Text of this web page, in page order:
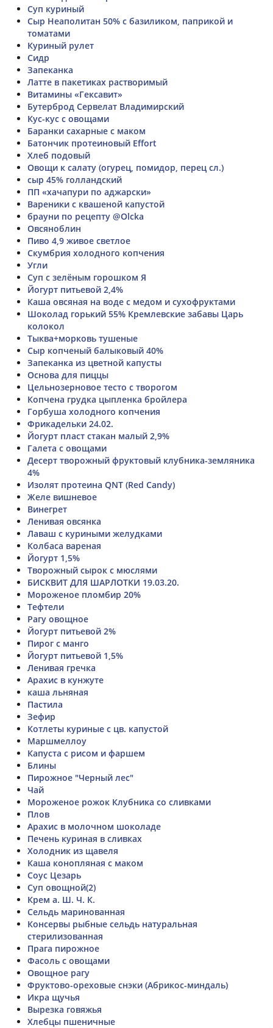
Суп куриный
Сыр Неаполитан 50% с базиликом, паприкой и
томатами
Куриный рулет
Сидр
Запеканка
Латте в пакетиках растворимый
Витамины «Гексавит»
Бутерброд Сервелат Владимирский
Кус-кус с овощами
Баранки сахарные с маком
Батончик протеиновый Effort
Хлеб подовый
Овощи к салату (огурец, помидор, перец сл.)
сыр 45% голландский
ПП «хачапури по аджарски»
Вареники с квашеной капустой
брауни по рецепту @Olcka
Овсяноблин
Пиво 4,9 живое светлое
Скумбрия холодного копчения
Угли
Суп с зелёным горошком Я
Йогурт питьевой 2,4%
Каша овсяная на воде с медом и сухофруктами
Шоколад горький 55% Кремлевские забавы Царь
колокол
Тыква+морковь тушеные
Сыр копченый балыковый 40%
Запеканка из цветной капусты
Основа для пиццы
Цельнозерновое тесто с творогом
Копчена грудка цыпленка бройлера
Горбуша холодного копчения
Фрикадельки 24.02.
Йогурт пласт стакан малый 2,9%
Галета с овощами
Десерт творожный фруктовый клубника-земляника
4%
Изолят протеина QNT (Red Candy)
Желе вишневое
Винегрет
Ленивая овсянка
Лаваш с куриными желудками
Колбаса вареная
Йогурт 1,5%
Творожный сырок с мюслями
БИСКВИТ ДЛЯ ШАРЛОТКИ 19.03.20.
Мороженое пломбир 20%
Тефтели
Рагу овощное
Йогурт питьевой 2%
Пирог с манго
Йогурт питьевой 1,5%
Ленивая гречка
Арахис в кунжуте
каша льняная
Пастила
Зефир
Котлеты куриные с цв. капустой
Маршмеллоу
Капуста с рисом и фаршем
Блины
Пирожное "Черный лес"
Чай
Мороженое рожок Клубника со сливками
Плов
Арахис в молочном шоколаде
Печень куриная в сливках
Холодник из щавеля
Каша конопляная с маком
Соус Цезарь
Суп овощной(2)
Крем а. Ш. Ч. К.
Сельдь маринованная
Консервы рыбные сельдь натуральная
стерилизованная
Прага пирожное
Фасоль с овощами
Овощное рагу
Фруктово-ореховые снэки (Абрикос-миндаль)
Икра щучья
Вырезка говяжья
Хлебцы пшеничные